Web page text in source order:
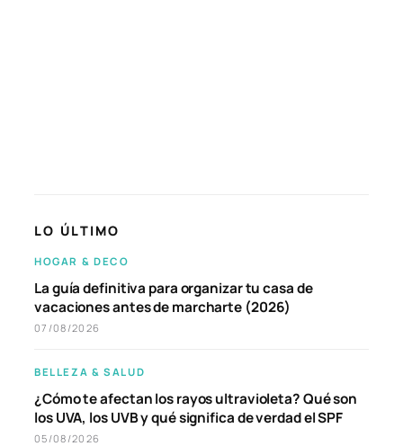
LO ÚLTIMO
HOGAR & DECO
La guía definitiva para organizar tu casa de
vacaciones antes de marcharte (2026)
07/08/2026
BELLEZA & SALUD
¿Cómo te afectan los rayos ultravioleta? Qué son
los UVA, los UVB y qué significa de verdad el SPF
05/08/2026